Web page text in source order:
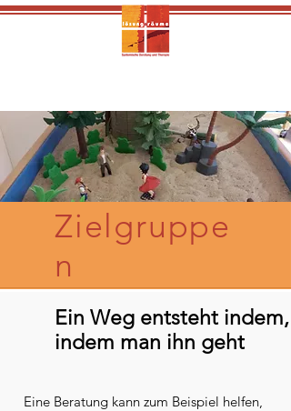
Zielgruppe
n
Ein Weg entsteht indem,
indem man ihn geht
Eine Beratung kann zum Beispiel helfen,